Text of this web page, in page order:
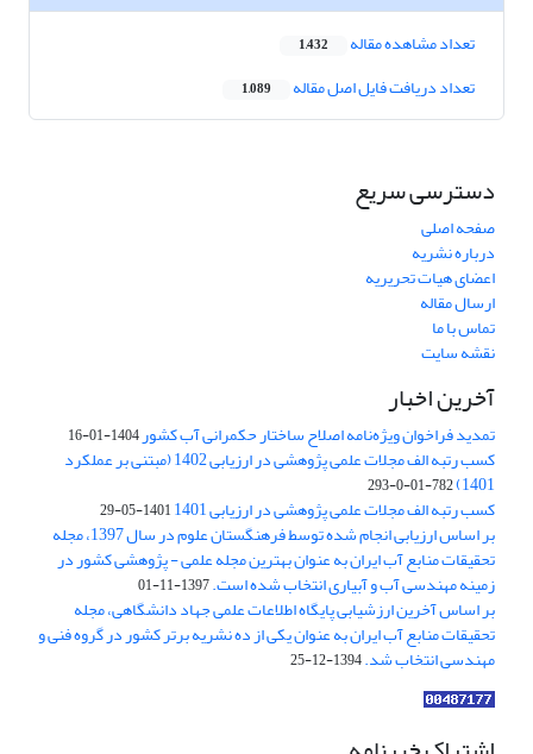
تعداد مشاهده مقاله 1,432
تعداد دریافت فایل اصل مقاله 1,089
دسترسی سریع
صفحه اصلی
درباره نشریه
اعضای هیات تحریریه
ارسال مقاله
تماس با ما
نقشه سایت
آخرین اخبار
تمدید فراخوان ویژه‌نامه اصلاح ساختار حکمرانی آب کشور1404-01-16
کسب رتبه الف مجلات علمی پژوهشی در ارزیابی 1402 (مبتنی بر عملکرد
1401)
782-01-0-293
کسب رتبه الف مجلات علمی پژوهشی در ارزیابی 1401 1401-05-29
بر اساس ارزیابی انجام شده توسط فرهنگستان علوم در سال 1397، مجله
تحقیقات منابع آب ایران به عنوان بهترین مجله علمی - پژوهشی کشور در
زمینه مهندسی آب و آبیاری انتخاب شده است.1397-11-01
بر اساس آخرین ارزشیابی پایگاه اطلاعات علمی جهاد دانشگاهی، مجله
تحقیقات منابع آب ایران به عنوان یکی از ده نشریه برتر کشور در گروه فنی و
مهندسی انتخاب شد.1394-12-25